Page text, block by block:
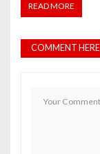
READ MORE
COMMENT HERE